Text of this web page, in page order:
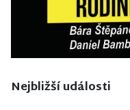
Nejbližší události